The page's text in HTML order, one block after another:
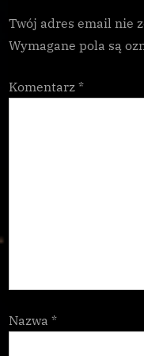
:
Twój adres email nie
Wymagane pola są
Komentarz *
Nazwa *